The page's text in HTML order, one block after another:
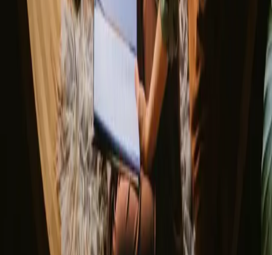
Descubra Campanyon
▼
Sobre nós
Centro cliente
Tem estadia única?
Indique um anfitrião
Regras cancelamento
Deixe-nos inspirá-lo com as escapadas mais exclusivas
Nome próprio
E-mail
Subscrever
Ao subscreveres, concordas que te possamos enviar inspiração e
guias. Podes cancelar a subscrição a qualquer momento. Lê a nossa
política de privacidade
Descarrega a nossa app para anfitriões e campistas!